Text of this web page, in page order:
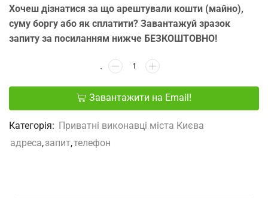
Хочеш дізнатися за що арештували кошти (майно),
суму боргу або як сплатити? Завантажуй зразок
запиту за посиланням нижче БЕЗКОШТОВНО!
Завантажити на Email!
Категорія: Приватні виконавці міста Києва
адреса,запит,телефон